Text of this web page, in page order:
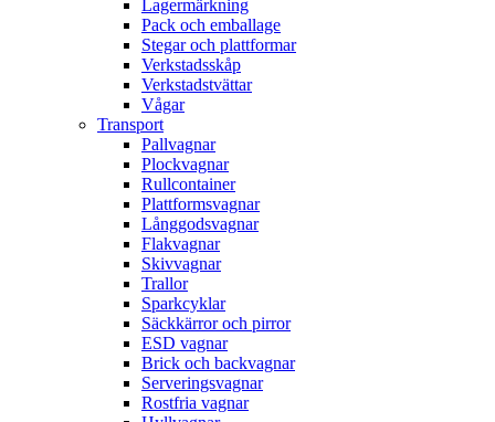
Lagermärkning
Pack och emballage
Stegar och plattformar
Verkstadsskåp
Verkstadstvättar
Vågar
Transport
Pallvagnar
Plockvagnar
Rullcontainer
Plattformsvagnar
Långgodsvagnar
Flakvagnar
Skivvagnar
Trallor
Sparkcyklar
Säckkärror och pirror
ESD vagnar
Brick och backvagnar
Serveringsvagnar
Rostfria vagnar